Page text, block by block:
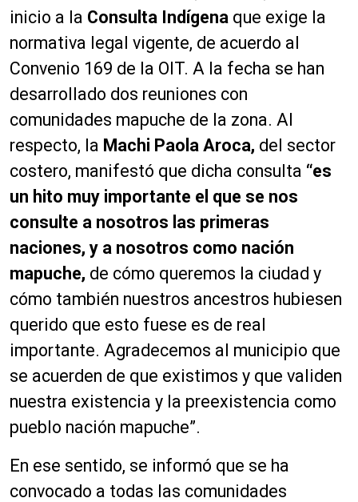
inicio a la Consulta Indígena que exige la
normativa legal vigente, de acuerdo al
Convenio 169 de la OIT. A la fecha se han
desarrollado dos reuniones con
comunidades mapuche de la zona. Al
respecto, la Machi Paola Aroca, del sector
costero, manifestó que dicha consulta “es
un hito muy importante el que se nos
consulte a nosotros las primeras
naciones, y a nosotros como nación
mapuche, de cómo queremos la ciudad y
cómo también nuestros ancestros hubiesen
querido que esto fuese es de real
importante. Agradecemos al municipio que
se acuerden de que existimos y que validen
nuestra existencia y la preexistencia como
pueblo nación mapuche”.
En ese sentido, se informó que se ha
convocado a todas las comunidades